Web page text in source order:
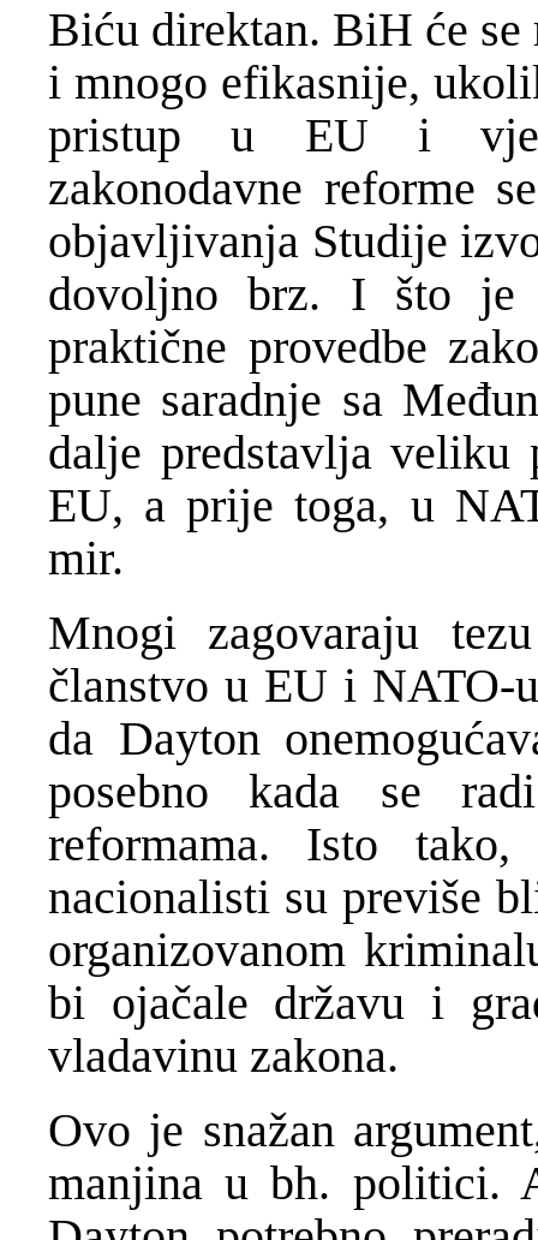
Biću direktan. BiH će
i mnogo efikasnije,
pristup u EU i
zakonodavne reforme
objavljivanja Studije
dovoljno brz. I što je
praktične provedbe
pune saradnje sa
dalje predstavlja
EU, a prije toga, u
mir.
Mnogi zagovaraju
članstvo u EU i NATO-
da Dayton
posebno kada se
reformama. Isto
nacionalisti su previše
organizovanom
bi ojačale državu i
vladavinu zakona.
Ovo je snažan
manjina u bh. politici.